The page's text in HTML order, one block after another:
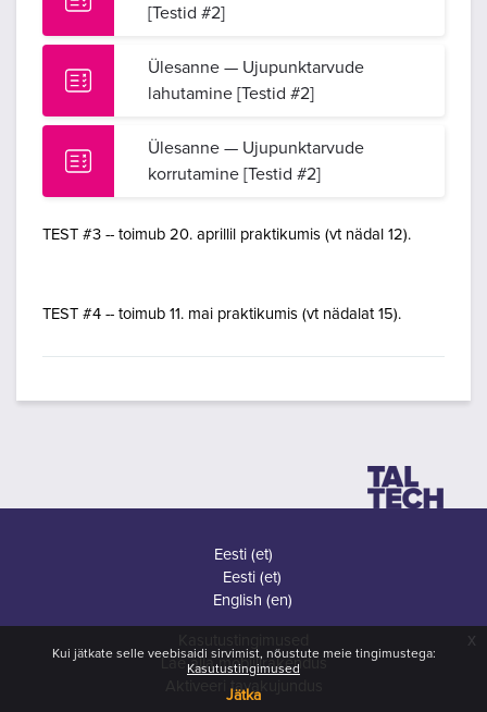
Kui jätkate selle veebisaidi sirvimist, nõustute meie tingimustega:
Kasutustingimused
Jätka
x
[Testid #2]
Ülesanne — Ujupunktarvude
lahutamine [Testid #2]
Ülesanne — Ujupunktarvude
korrutamine [Testid #2]
TEST #3 -- toimub 20. aprillil praktikumis (vt nädal 12).
TEST #4 -- toimub 11. mai praktikumis (vt nädalat 15).
Eesti ‎(et)‎
Eesti ‎(et)‎
English ‎(en)‎
Lae alla mobiilirakendus
Aktiveeri tavakujundus